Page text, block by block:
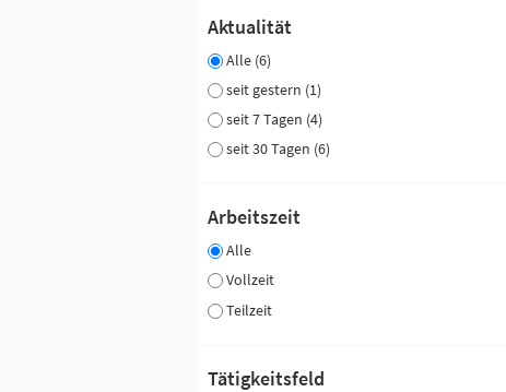
Aktualität
Alle (6)
seit gestern (1)
seit 7 Tagen (4)
seit 30 Tagen (6)
Arbeitszeit
Alle
Vollzeit
Teilzeit
Tätigkeitsfeld